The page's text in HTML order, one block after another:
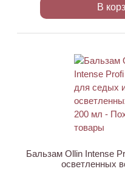
В
Бальзам Ollin Intense
осветленных